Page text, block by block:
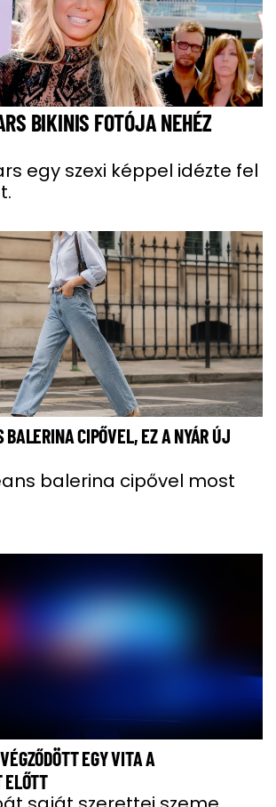
BIKINIS FOTÓJA NEHÉZ
egy szexi képpel idézte fel
BALERINA CIPŐVEL, EZ A NYÁR ÚJ
balerina cipővel most
EGY VITA A
ELŐTT